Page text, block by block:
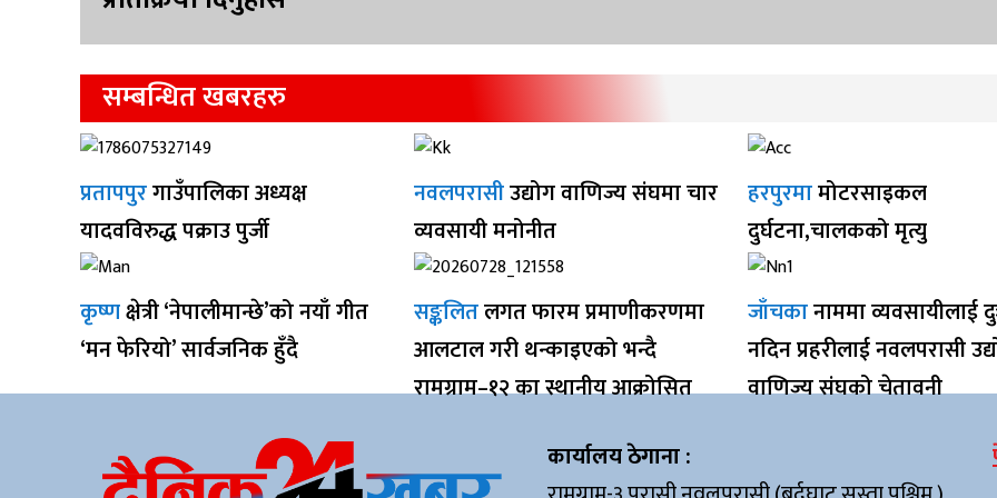
सम्बन्धित खबरहरु
प्रतापपुरगाउँपालिका अध्यक्ष
यादवविरुद्ध पक्राउ पुर्जी
नवलपरासीउद्योग वाणिज्य संघमा चार
व्यवसायी मनोनीत
हरपुरमामोटरसाइकल
दुर्घटना,चालकको मृत्यु
कृष्णक्षेत्री ‘नेपालीमान्छे’को नयाँ गीत
‘मन फेरियो’ सार्वजनिक हुँदै
सङ्कलितलगत फारम प्रमाणीकरणमा
आलटाल गरी थन्काइएको भन्दै
रामग्राम–१२ का स्थानीय आक्रोसित
जाँचकानाममा व्यवसायीलाई
नदिन प्रहरीलाई नवलपरासी
वाणिज्य संघको चेतावनी
कार्यालय ठेगाना :